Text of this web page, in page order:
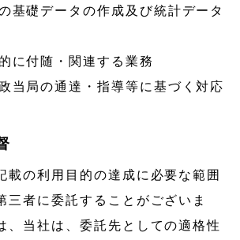
基礎データの作成及び統計データ
に付随・関連する業務
当局の通達・指導等に基づく対応
載の利用目的の達成に必要な範囲
三者に委託することがございま
、当社は、委託先としての適格性